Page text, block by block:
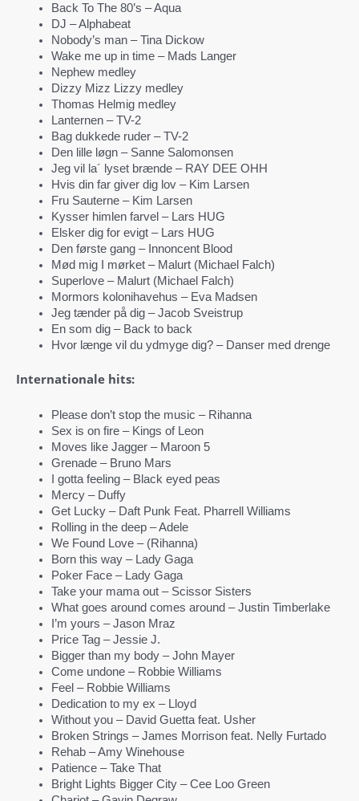
Back To The 80’s – Aqua
DJ – Alphabeat
Nobody’s man – Tina Dickow
Wake me up in time – Mads Langer
Nephew medley
Dizzy Mizz Lizzy medley
Thomas Helmig medley
Lanternen – TV-2
Bag dukkede ruder – TV-2
Den lille løgn – Sanne Salomonsen
Jeg vil la´ lyset brænde – RAY DEE OHH
Hvis din far giver dig lov – Kim Larsen
Fru Sauterne – Kim Larsen
Kysser himlen farvel – Lars HUG
Elsker dig for evigt – Lars HUG
Den første gang – Innoncent Blood
Mød mig I mørket – Malurt (Michael Falch)
Superlove – Malurt (Michael Falch)
Mormors kolonihavehus – Eva Madsen
Jeg tænder på dig – Jacob Sveistrup
En som dig – Back to back
Hvor længe vil du ydmyge dig? – Danser med drenge
Internationale hits:
Please don’t stop the music – Rihanna
Sex is on fire – Kings of Leon
Moves like Jagger – Maroon 5
Grenade – Bruno Mars
I gotta feeling – Black eyed peas
Mercy – Duffy
Get Lucky – Daft Punk Feat. Pharrell Williams
Rolling in the deep – Adele
We Found Love – (Rihanna)
Born this way – Lady Gaga
Poker Face – Lady Gaga
Take your mama out – Scissor Sisters
What goes around comes around – Justin Timberlake
I’m yours – Jason Mraz
Price Tag – Jessie J.
Bigger than my body – John Mayer
Come undone – Robbie Williams
Feel – Robbie Williams
Dedication to my ex – Lloyd
Without you – David Guetta feat. Usher
Broken Strings – James Morrison feat. Nelly Furtado
Rehab – Amy Winehouse
Patience – Take That
Bright Lights Bigger City – Cee Loo Green